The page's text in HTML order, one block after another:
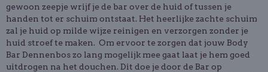
gewoon zeepje wrijf je de bar over de huid of tussen je
handen tot er schuim ontstaat. Het heerlijke zachte schuim
zal je huid op milde wijze reinigen en verzorgen zonder je
huid stroef te maken. Om ervoor te zorgen dat jouw Body
Bar Dennenbos zo lang mogelijk mee gaat laat je hem goed
uitdrogen na het douchen. Dit doe je door de Bar op